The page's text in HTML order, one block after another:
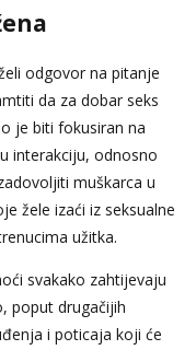
odgovor na pitanje
da za dobar seks
je biti fokusiran na
interakciju, odnosno
muškarca u
žele izaći iz seksualne
užitka.
svakako zahtijevaju
poput drugačijih
i poticaja koji će